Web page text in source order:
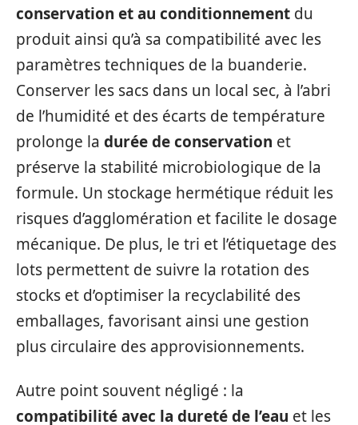
conservation et au conditionnement du
produit ainsi qu’à sa compatibilité avec les
paramètres techniques de la buanderie.
Conserver les sacs dans un local sec, à l’abri
de l’humidité et des écarts de température
prolonge la durée de conservation et
préserve la stabilité microbiologique de la
formule. Un stockage hermétique réduit les
risques d’agglomération et facilite le dosage
mécanique. De plus, le tri et l’étiquetage des
lots permettent de suivre la rotation des
stocks et d’optimiser la recyclabilité des
emballages, favorisant ainsi une gestion
plus circulaire des approvisionnements.
Autre point souvent négligé : la
compatibilité avec la dureté de l’eau et les